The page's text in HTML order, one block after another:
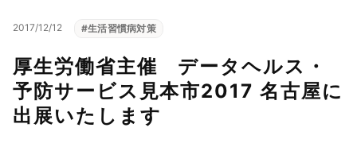
2017/12/12 #生活習慣病対策
厚生労働省主催 データヘルス・
予防サービス見本市2017 名古屋に
出展いたします